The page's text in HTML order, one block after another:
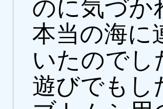
のに気づか
本当の海に
いたのでし
遊びでもし